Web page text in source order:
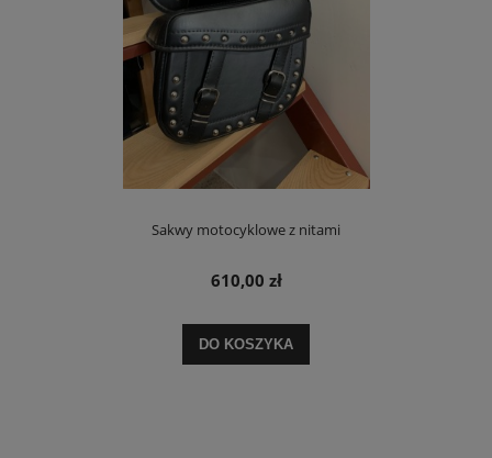
Sakwy motocyklowe z nitami
610,00 zł
DO KOSZYKA